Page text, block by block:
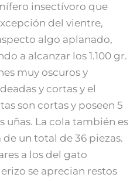
insectívoro que
del vientre,
algo aplanado,
a alcanzar los 1.100 gr.
muy oscuros y
y cortas y el
son cortas y poseen 5
uñas. La cola también es
un total de 36 piezas.
a los del gato
se aprecian restos